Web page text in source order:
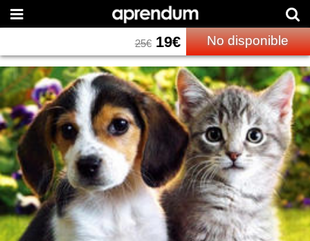
25€19€ No disponible